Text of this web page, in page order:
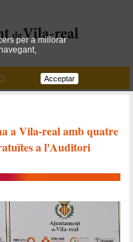
a Vila-real amb quatre
a l'Auditori
per a millorar
Acceptar